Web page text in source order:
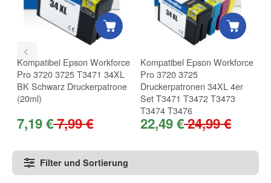
Kompatibel Epson Workforce
Pro 3720 3725 T3471 34XL
BK Schwarz Druckerpatrone
(20ml)
7,19 €7,99 €
Kompatibel Epson Workforce
Pro 3720 3725
Druckerpatronen 34XL 4er
Set T3471 T3472 T3473
T3474 T3476
22,49 €24,99 €
Filter und Sortierung